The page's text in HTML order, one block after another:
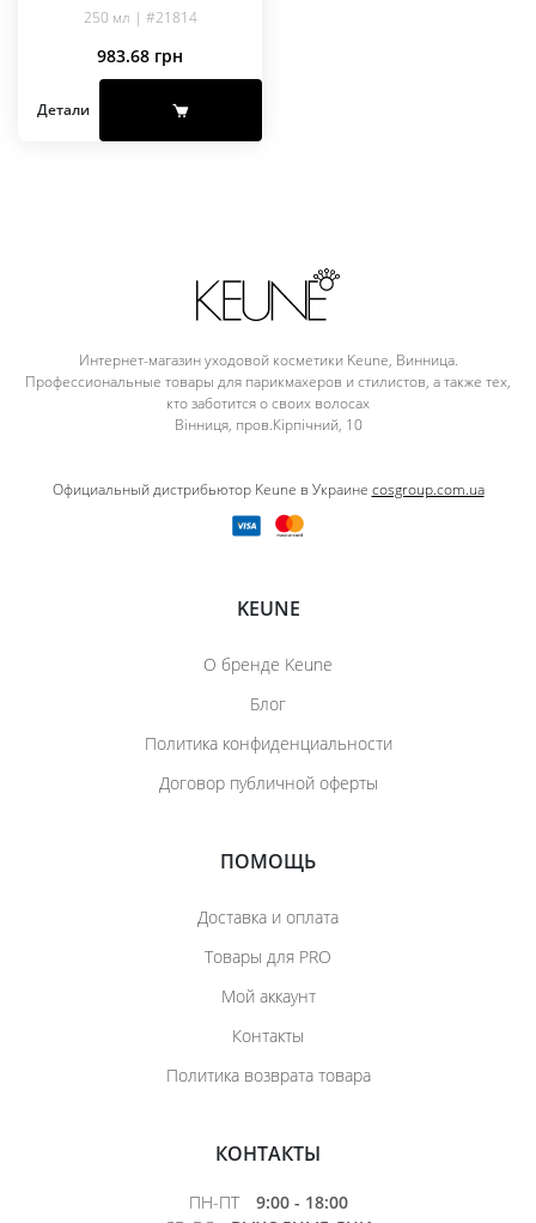
250 мл | #21814
983.68 грн
Детали
Интернет-магазин уходовой косметики Keune, Винница.
Профессиональные товары для парикмахеров и стилистов, а также тех,
кто заботится о своих волосах
Вінниця, пров.Кірпічний, 10
Официальный дистрибьютор Keune в Украине cosgroup.com.ua
KEUNE
О бренде Keune
Блог
Политика конфиденциальности
Договор публичной оферты
ПОМОЩЬ
Доставка и оплата
Товары для PRO
Мой аккаунт
Контакты
Политика возврата товара
КОНТАКТЫ
ПН-ПТ
9:00 - 18:00